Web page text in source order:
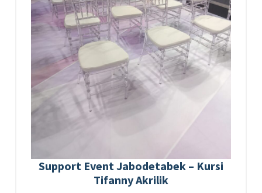
Support Event Jabodetabek – Kursi
Tifanny Akrilik